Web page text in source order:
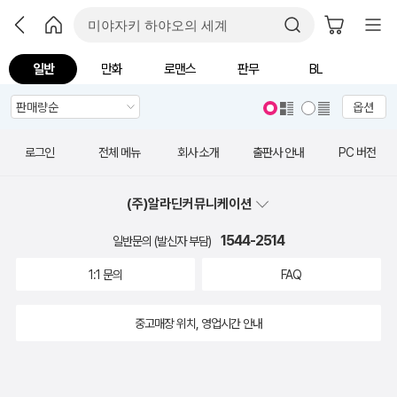
일반 만화 로맨스 판무 BL
옵션
로그인 전체 메뉴 회사 소개 출판사 안내 PC 버전
(주)알라딘커뮤니케이션
일반문의 (발신자 부담) 1544-2514
1:1 문의 FAQ
중고매장 위치, 영업시간 안내